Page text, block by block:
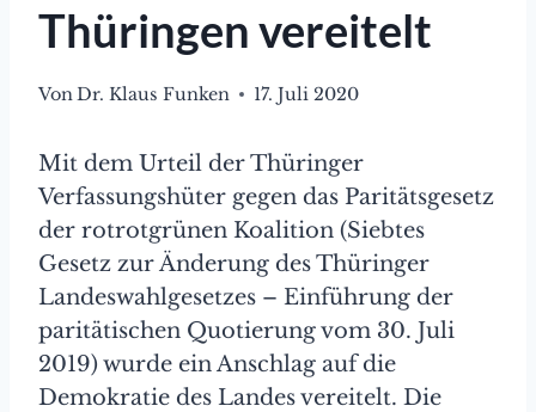
Thüringen vereitelt
VonDr. Klaus Funken 17. Juli 2020
Mit dem Urteil der Thüringer
Verfassungshüter gegen das Paritätsgesetz
der rotrotgrünen Koalition (Siebtes
Gesetz zur Änderung des Thüringer
Landeswahlgesetzes – Einführung der
paritätischen Quotierung vom 30. Juli
2019) wurde ein Anschlag auf die
Demokratie des Landes vereitelt. Die